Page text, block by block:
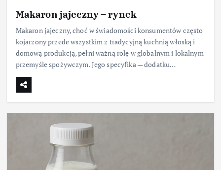
Makaron jajeczny – rynek
Makaron jajeczny, choć w świadomości konsumentów często
kojarzony przede wszystkim z tradycyjną kuchnią włoską i
domową produkcją, pełni ważną rolę w globalnym i lokalnym
przemyśle spożywczym. Jego specyfika — dodatku…